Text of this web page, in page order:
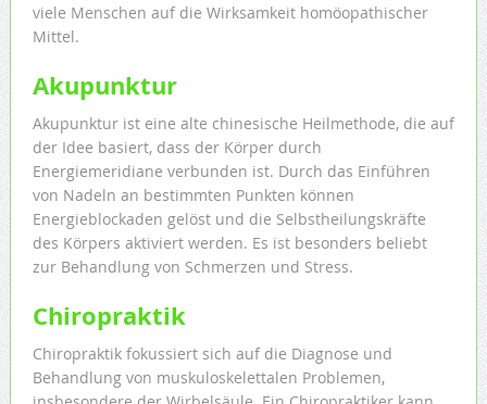
viele Menschen auf die Wirksamkeit homöopathischer
Mittel.
Akupunktur
Akupunktur ist eine alte chinesische Heilmethode, die auf
der Idee basiert, dass der Körper durch
Energiemeridiane verbunden ist. Durch das Einführen
von Nadeln an bestimmten Punkten können
Energieblockaden gelöst und die Selbstheilungskräfte
des Körpers aktiviert werden. Es ist besonders beliebt
zur Behandlung von Schmerzen und Stress.
Chiropraktik
Chiropraktik fokussiert sich auf die Diagnose und
Behandlung von muskuloskelettalen Problemen,